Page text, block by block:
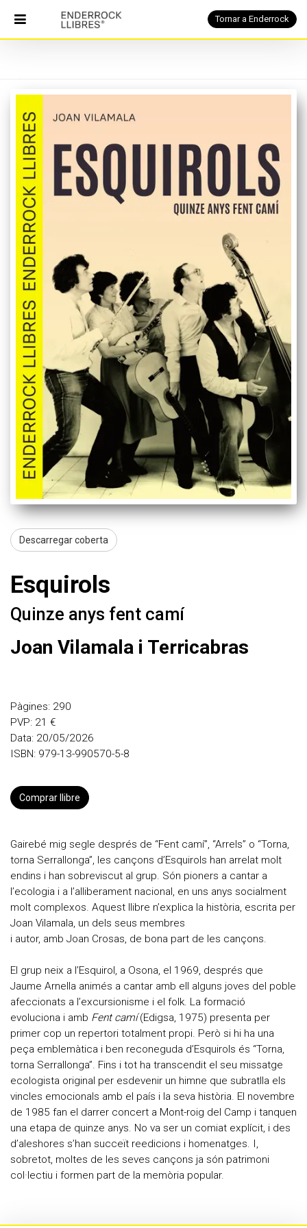
PORTADA
Catàleg
Notícies
Què
és
Qui
som
Contacte
Tornar
a
Enderrock.cat
Tornar a Enderrock
Descarregar coberta
Esquirols
Quinze anys fent camí
Joan Vilamala i Terricabras
Pàgines: 290
PVP: 21 €
Data: 20/05/2026
ISBN: 979-13-990570-5-8
Comprar llibre
Gairebé mig segle després de “Fent camí”, “Arrels” o “Torna,
torna Serrallonga”, les cançons d’Esquirols han arrelat molt
endins i han sobreviscut al grup. Són pioners a cantar a
l’ecologia i a l’alliberament nacional, en uns anys socialment
molt complexos. Aquest llibre n’explica la història, escrita per
Joan Vilamala, un dels seus membres
i autor, amb Joan Crosas, de bona part de les cançons.
El grup neix a l’Esquirol, a Osona, el 1969, després que
Jaume Arnella animés a cantar amb ell alguns joves del poble
afeccionats a l’excursionisme i el folk. La formació
evoluciona i amb Fent camí(Edigsa, 1975) presenta per
primer cop un repertori totalment propi. Però si hi ha una
peça emblemàtica i ben reconeguda d’Esquirols és “Torna,
torna Serrallonga”. Fins i tot ha transcendit el seu missatge
ecologista original per esdevenir un himne que subratlla els
vincles emocionals amb el país i la seva història. El novembre
de 1985 fan el darrer concert a Mont-roig del Camp i tanquen
una etapa de quinze anys. No va ser un comiat explícit, i des
d’aleshores s’han succeït reedicions i homenatges. I,
sobretot, moltes de les seves cançons ja són patrimoni
col·lectiu i formen part de la memòria popular.